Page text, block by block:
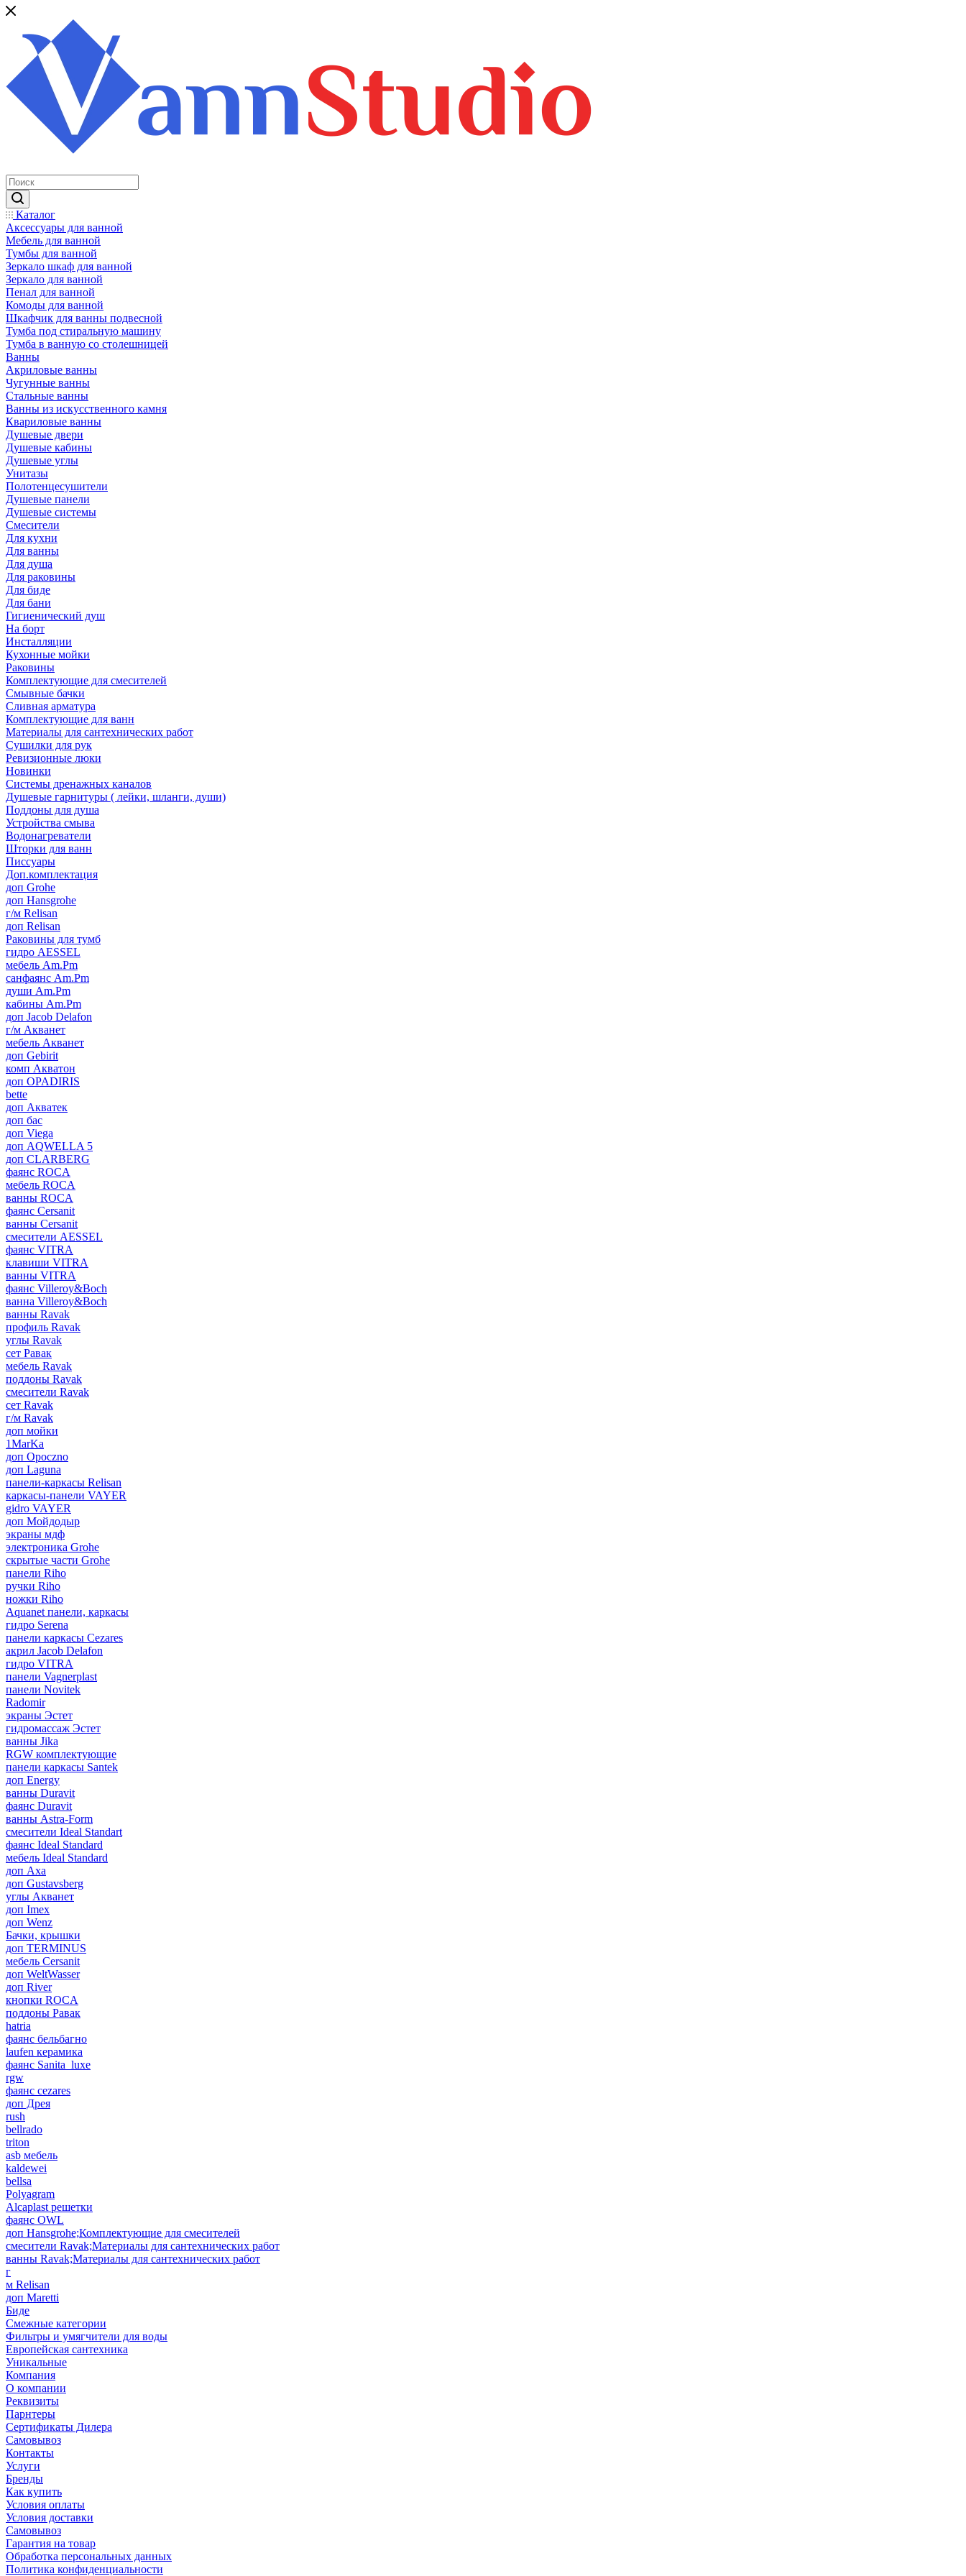
Каталог
Аксессуары для ванной
Мебель для ванной
Тумбы для ванной
Зеркало шкаф для ванной
Зеркало для ванной
Пенал для ванной
Комоды для ванной
Шкафчик для ванны подвесной
Тумба под стиральную машину
Тумба в ванную со столешницей
Ванны
Акриловые ванны
Чугунные ванны
Стальные ванны
Ванны из искусственного камня
Квариловые ванны
Душевые двери
Душевые кабины
Душевые углы
Унитазы
Полотенцесушители
Душевые панели
Душевые системы
Смесители
Для кухни
Для ванны
Для душа
Для раковины
Для биде
Для бани
Гигиенический душ
На борт
Инсталляции
Кухонные мойки
Раковины
Комплектующие для смесителей
Смывные бачки
Сливная арматура
Комплектующие для ванн
Материалы для сантехнических работ
Сушилки для рук
Ревизионные люки
Новинки
Системы дренажных каналов
Душевые гарнитуры ( лейки, шланги, души)
Поддоны для душа
Устройства смыва
Водонагреватели
Шторки для ванн
Писсуары
Доп.комплектация
доп Grohe
доп Hansgrohe
г/м Relisan
доп Relisan
Раковины для тумб
гидро AESSEL
мебель Am.Pm
санфаянс Am.Pm
души Am.Pm
кабины Am.Pm
доп Jacob Delafon
г/м Акванет
мебель Акванет
доп Gebirit
комп Акватон
доп OPADIRIS
bette
доп Акватек
доп бас
доп Viega
доп AQWELLA 5
доп CLARBERG
фаянс ROCA
мебель ROCA
ванны ROCA
фаянс Cersanit
ванны Cersanit
смесители AESSEL
фаянс VITRA
клавиши VITRA
ванны VITRA
фаянс Villeroy&Boch
ванна Villeroy&Boch
ванны Ravak
профиль Ravak
углы Ravak
сет Равак
мебель Ravak
поддоны Ravak
смесители Ravak
сет Ravak
г/м Ravak
доп мойки
1MarKa
доп Opoczno
доп Laguna
панели-каркасы Relisan
каркасы-панели VAYER
gidro VAYER
доп Мойдодыр
экраны мдф
электроника Grohe
скрытые части Grohe
панели Riho
ручки Riho
ножки Riho
Aquanet панели, каркасы
гидро Serena
панели каркасы Cezares
акрил Jacob Delafon
гидро VITRA
панели Vagnerplast
панели Novitek
Radomir
экраны Эстет
гидромассаж Эстет
ванны Jika
RGW комплектующие
панели каркасы Santek
доп Energy
ванны Duravit
фаянс Duravit
ванны Astra-Form
смесители Ideal Standart
фаянс Ideal Standard
мебель Ideal Standard
доп Axa
доп Gustavsberg
углы Акванет
доп Imex
доп Wenz
Бачки, крышки
доп TERMINUS
мебель Cersanit
доп WeltWasser
доп River
кнопки ROCA
поддоны Равак
hatria
фаянс бельбагно
laufen керамика
фаянс Sanita_luxe
rgw
фаянс cezares
доп Дрея
rush
bellrado
triton
asb мебель
kaldewei
bellsa
Polyagram
Alcaplast решетки
фаянс OWL
доп Hansgrohe;Комплектующие для смесителей
смесители Ravak;Материалы для сантехнических работ
ванны Ravak;Материалы для сантехнических работ
г
м Relisan
доп Maretti
Биде
Смежные категории
Фильтры и умягчители для воды
Европейская сантехника
Уникальные
Компания
О компании
Реквизиты
Парнтеры
Сертификаты Дилера
Самовывоз
Контакты
Услуги
Бренды
Как купить
Условия оплаты
Условия доставки
Самовывоз
Гарантия на товар
Обработка персональных данных
Политика конфиденциальности